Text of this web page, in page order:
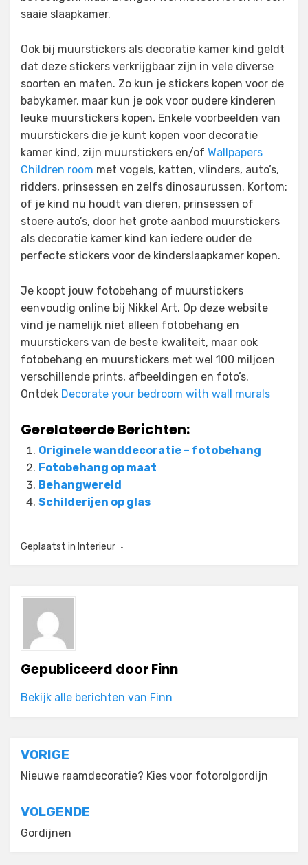
saaie slaapkamer.
Ook bij muurstickers als decoratie kamer kind geldt
dat deze stickers verkrijgbaar zijn in vele diverse
soorten en maten. Zo kun je stickers kopen voor de
babykamer, maar kun je ook voor oudere kinderen
leuke muurstickers kopen. Enkele voorbeelden van
muurstickers die je kunt kopen voor decoratie
kamer kind, zijn muurstickers en/of Wallpapers
Children room met vogels, katten, vlinders, auto’s,
ridders, prinsessen en zelfs dinosaurussen. Kortom:
of je kind nu houdt van dieren, prinsessen of
stoere auto’s, door het grote aanbod muurstickers
als decoratie kamer kind kan iedere ouder de
perfecte stickers voor de kinderslaapkamer kopen.
Je koopt jouw fotobehang of muurstickers
eenvoudig online bij Nikkel Art. Op deze website
vind je namelijk niet alleen fotobehang en
muurstickers van de beste kwaliteit, maar ook
fotobehang en muurstickers met wel 100 miljoen
verschillende prints, afbeeldingen en foto’s.
Ontdek Decorate your bedroom with wall murals
Gerelateerde Berichten:
Originele wanddecoratie – fotobehang
Fotobehang op maat
Behangwereld
Schilderijen op glas
Geplaatst in Interieur
Gepubliceerd doorFinn
Bekijk alle berichten van Finn
Bericht
navigatie
VORIGE
Nieuwe raamdecoratie? Kies voor fotorolgordijn
VOLGENDE
Gordijnen